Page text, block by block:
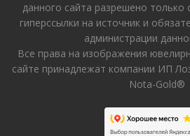
данного сайта разрешено только
гиперссылки на источник и
администрации
Все права на изображения
сайте принадлежат компании ИП
Nota-Gold®